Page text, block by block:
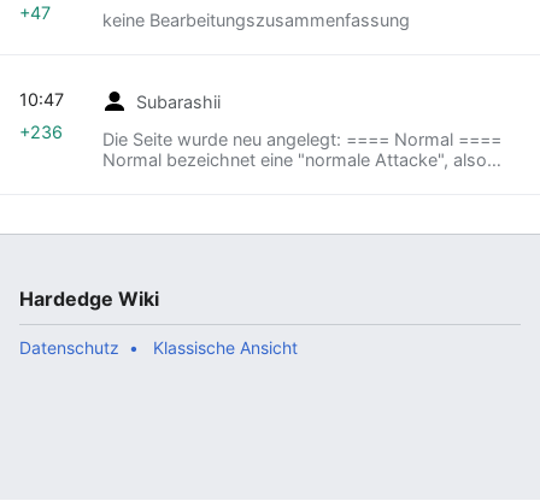
keine Bearbeitungszusammenfassung
+47
Subarashii
Die Seite wurde neu angelegt: ==== Normal ====
Normal bezeichnet eine "normale Attacke", also
10:47
+236
Hardedge Wiki
Datenschutz Klassische Ansicht